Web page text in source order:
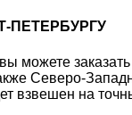
ПЕТЕРБУРГУ
можете
Северо-
взвешен на